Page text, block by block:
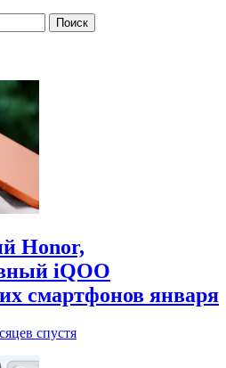
Honor,
iQOO
смартфонов января
спустя